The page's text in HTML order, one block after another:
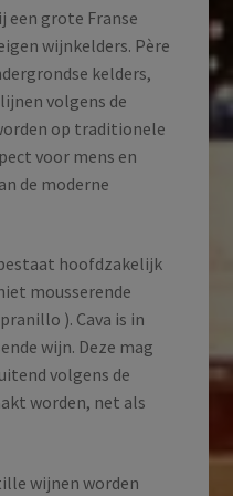
een grote Franse
wijnkelders. Père
kelders,
volgens de
op traditionele
voor mens en
de moderne
hoofdzakelijk
mousserende
). Cava is in
wijn. Deze mag
volgens de
worden, net als
wijnen worden